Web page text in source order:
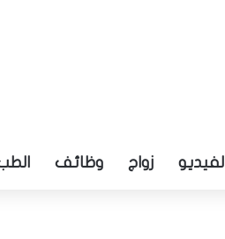
الفيديو زواج وظائف